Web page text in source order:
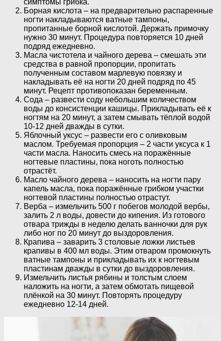
симптомы грибка.
Борная кислота – на предварительно распаренные
ногти накладываются ватные тампоны,
пропитанные борной кислотой. Держать примочку
нужно 30 минут. Процедура повторяется 10 дней
подряд ежедневно.
Масла чистотела и чайного дерева – смешать эти
средства в равной пропорции, пропитать
полученным составом марлевую повязку и
накладывать её на ногти 20 дней подряд по 45
минут. Рецепт противопоказан беременным.
Сода – развести соду небольшим количеством
воды до консистенции кашицы. Прикладывать её к
ногтям на 20 минут, а затем смывать тёплой водой
10-12 дней дважды в сутки.
Яблочный уксус – развести его с оливковым
маслом. Требуемая пропорция – 2 части уксуса к 1
части масла. Наносить смесь на поражённые
ногтевые пластины, пока ноготь полностью
отрастёт.
Масло чайного дерева – наносить на ногти пару
капель масла, пока поражённые грибком участки
ногтевой пластины полностью отрастут.
Верба – измельчить 500 г побегов молодой вербы,
залить 2 л воды, довести до кипения. Из готового
отвара трижды в неделю делать ванночки для рук
либо ног по 20 минут до выздоровления.
Крапива – заварить 3 столовые ложки листьев
крапивы в 400 мл воды. Этим отваром промокнуть
ватные тампоны и прикладывать их к ногтевым
пластинам дважды в сутки до выздоровления.
Измельчить листья рябины и толстым слоем
наложить на ногти, а затем обмотать пищевой
плёнкой на 30 минут. Повторять процедуру
ежедневно 12-14 дней.